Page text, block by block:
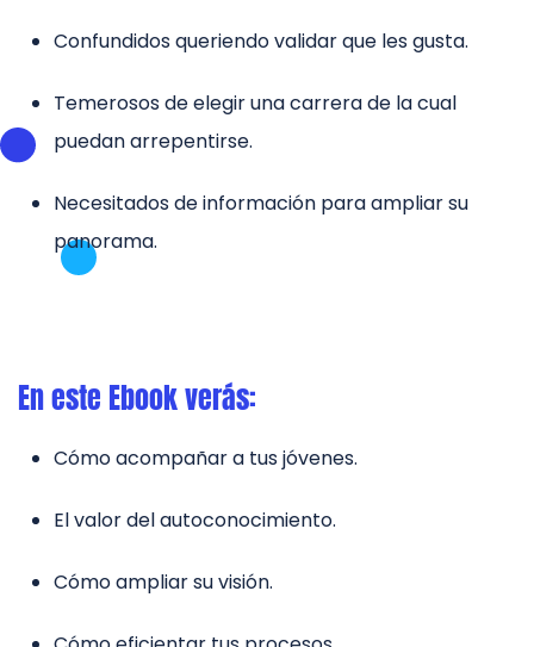
Confundidos queriendo validar que les gusta.
Temerosos de elegir una carrera de la cual
puedan arrepentirse.
Necesitados de información para ampliar su
panorama.
En este Ebook verás:
Cómo acompañar a tus jóvenes.
El valor del autoconocimiento.
Cómo ampliar su visión.